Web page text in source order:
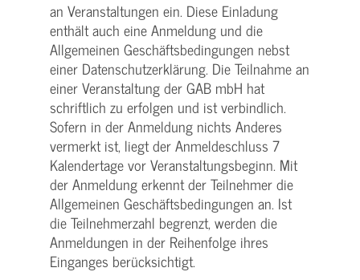
an Veranstaltungen ein. Diese Einladung
enthält auch eine Anmeldung und die
Allgemeinen Geschäftsbedingungen nebst
einer Datenschutzerklärung. Die Teilnahme an
einer Veranstaltung der GAB mbH hat
schriftlich zu erfolgen und ist verbindlich.
Sofern in der Anmeldung nichts Anderes
vermerkt ist, liegt der Anmeldeschluss 7
Kalendertage vor Veranstaltungsbeginn. Mit
der Anmeldung erkennt der Teilnehmer die
Allgemeinen Geschäftsbedingungen an. Ist
die Teilnehmerzahl begrenzt, werden die
Anmeldungen in der Reihenfolge ihres
Einganges berücksichtigt.